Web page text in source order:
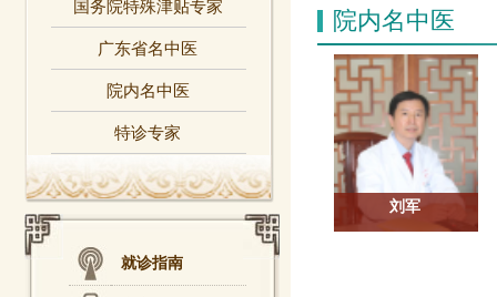
国务院特殊津贴专家
广东省名中医
院内名中医
特诊专家
就诊指南
院内名中医
刘军